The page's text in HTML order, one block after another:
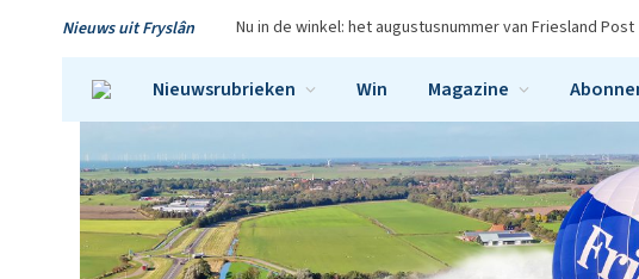
Nieuws uit Fryslân Nu in de winkel: het augustusnummer van Friesland Post
Nieuwsrubrieken Win Magazine